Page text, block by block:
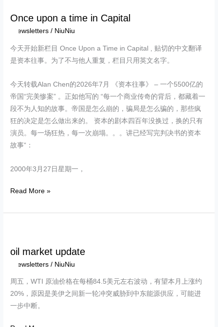
Once upon a time in Capital
Newsletters / NiuNiu
今天开始新栏目 Once Upon a Time in Capital , 贴切的中文翻译
是资本往事。为了不与他人重复，栏目只用英文名字。
今天转载Alan Chen的2026年7月 《资本往事》 – 一个5500亿的
帝国“完美惨案” 。正如他写的 “每一个商业传奇的背后，都藏着一
段不为人知的故事。帝国是怎么崩的，骗局是怎么骗的，那些疯
狂的决定是怎么做出来的。 资本的剧本四百年没换过，换的只有
演员。每一场狂热，每一次崩塌。。。讲已经写完判决书的资本
故事“：
2000年3月27日星期一，
a
time
in
Capital
Read More »
oil market update
Newsletters / NiuNiu
周五，WTI 原油价格在每桶84.5美元左右波动，有望本月上涨约
20%，原因是美伊之间新一轮冲突威胁到中东能源供应，可能进
一步中断。
update